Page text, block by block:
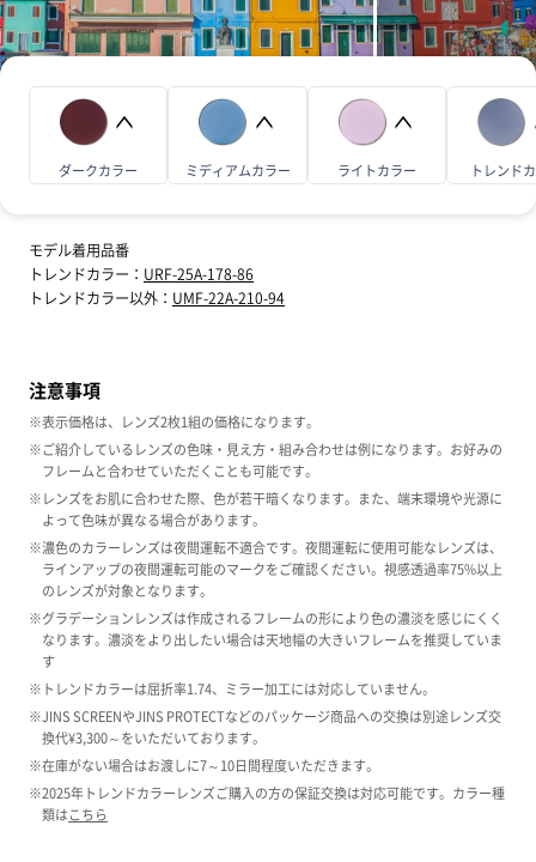
ダークカラー ミディアムカラー ライトカラー トレンド
モデル着用品番
トレンドカラー： URF-25A-178-86
トレンドカラー以外： UMF-22A-210-94
注意事項
※表示価格は、レンズ2枚1組の価格になります。
※ご紹介しているレンズの色味・見え方・組み合わせは例になります。お好みの
フレームと合わせていただくことも可能です。
※レンズをお肌に合わせた際、色が若干暗くなります。また、端末環境や光源に
よって色味が異なる場合があります。
※濃色のカラーレンズは夜間運転不適合です。夜間運転に使用可能なレンズは、
ラインアップの夜間運転可能のマークをご確認ください。視感透過率75%以上
のレンズが対象となります。
※グラデーションレンズは作成されるフレームの形により色の濃淡を感じにくく
なります。濃淡をより出したい場合は天地幅の大きいフレームを推奨していま
す
※トレンドカラーは屈折率1.74、ミラー加工には対応していません。
※JINS SCREENやJINS PROTECTなどのパッケージ商品への交換は別途レンズ交
換代¥3,300～をいただいております。
※在庫がない場合はお渡しに7～10日間程度いただきます。
※2025年トレンドカラーレンズご購入の方の保証交換は対応可能です。カラー種
類はこちら